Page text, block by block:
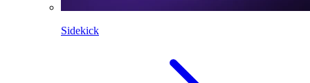
Sidekick